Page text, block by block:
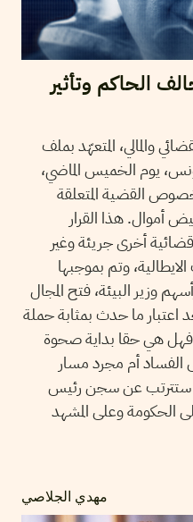
الحاكم وتأثير
والمالي، المتعهّد بملف
يوم الخميس الماضي،
القضية المتعلقة
أموال. هذا القرار
أخرى جريئة وغير
وتم بموجبها
وزير البيئة، فتح المجال
اعتبار ما حدث بمثابة حملة
فهل هي حقا بداية صحوة
أم مجرد مسار
ستترتب عن سجن رئيس
وعلى المشهد
مهدي الجلاصي